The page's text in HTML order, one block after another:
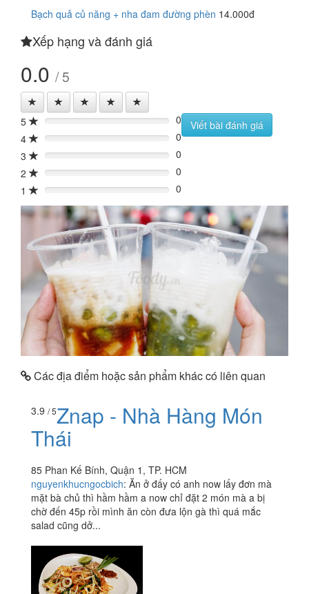
Bạch quả củ năng + nha đam đường phèn 14.000đ
Xếp hạng và đánh giá
0.0 / 5
5 0%
0
4
0%
0
3
0%
0
2
0%
0
1
0% 0
Viết bài đánh giá
Các địa điểm hoặc sản phẩm khác có liên quan
3.9 / 5Znap - Nhà Hàng Món
Thái
85 Phan Kế Bính, Quận 1, TP. HCM
nguyenkhucngocbich: Ăn ở đấy có anh now lấy đơn mà
mặt bà chủ thì hầm hầm a now chỉ đặt 2 món mà a bị
chờ đến 45p rồi mình ăn còn đưa lộn gà thì quá mắc
salad cũng dở...